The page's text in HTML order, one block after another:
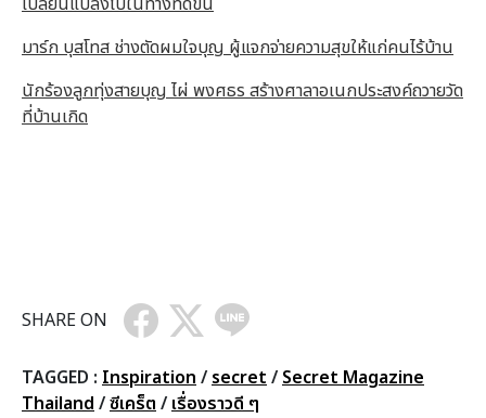
มาร์ก บุสโทส ช่างตัดผมใจบุญ ผู้แจกจ่ายความสุขให้แก่คนไร้บ้าน
นักร้องลูกทุ่งสายบุญ ไผ่ พงศธร สร้างศาลาอเนกประสงค์ถวายวัด
ที่บ้านเกิด
SHARE ON
TAGGED : Inspiration / secret / Secret Magazine
Thailand /ซีเคร็ต / เรื่องราวดี ๆ